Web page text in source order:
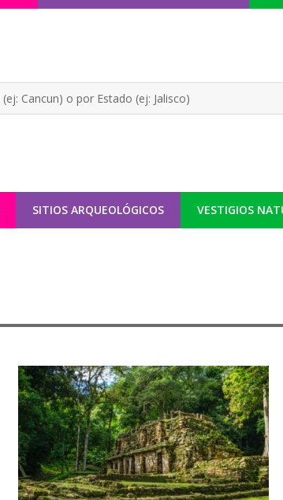
SITIOS ARQUEOLÓGICOS VESTIGIOS